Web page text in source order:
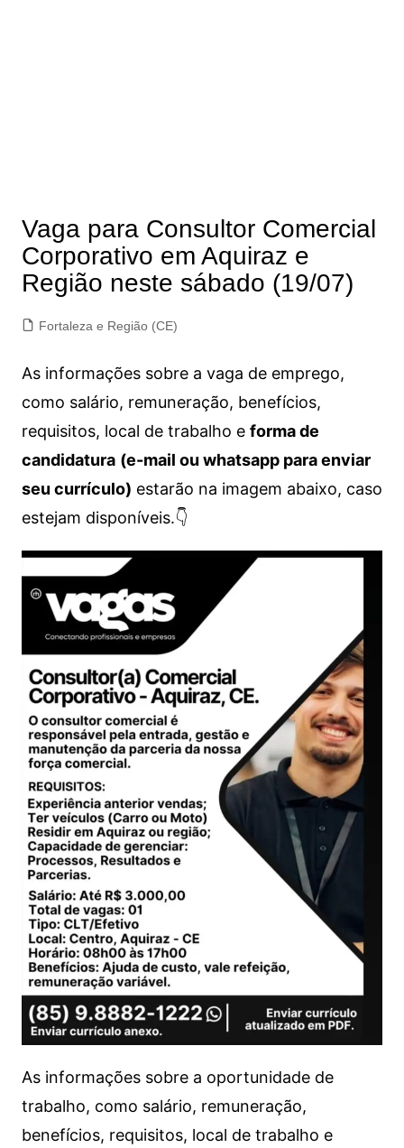
Vaga para Consultor Comercial
Corporativo em Aquiraz e
Região neste sábado (19/07)
Fortaleza e Região (CE)
As informações sobre a vaga de emprego,
como salário, remuneração, benefícios,
requisitos, local de trabalho e forma de
candidatura (e-mail ou whatsapp para enviar
seu currículo) estarão na imagem abaixo, caso
estejam disponíveis.👇
As informações sobre a oportunidade de
trabalho, como salário, remuneração,
benefícios, requisitos, local de trabalho e